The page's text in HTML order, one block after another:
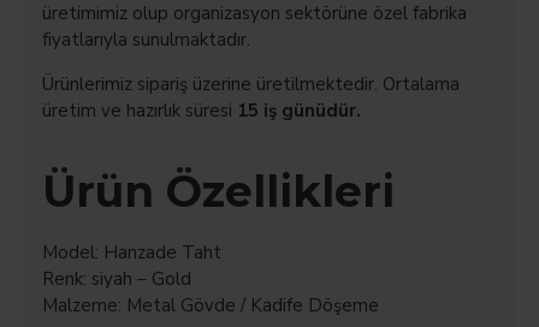
üretimimiz olup organizasyon sektörüne özel fabrika
fiyatlarıyla sunulmaktadır.
Ürünlerimiz sipariş üzerine üretilmektedir. Ortalama
üretim ve hazırlık süresi 15 iş günüdür.
Ürün Özellikleri
Model: Hanzade Taht
Renk: siyah – Gold
Malzeme: Metal Gövde / Kadife Döşeme